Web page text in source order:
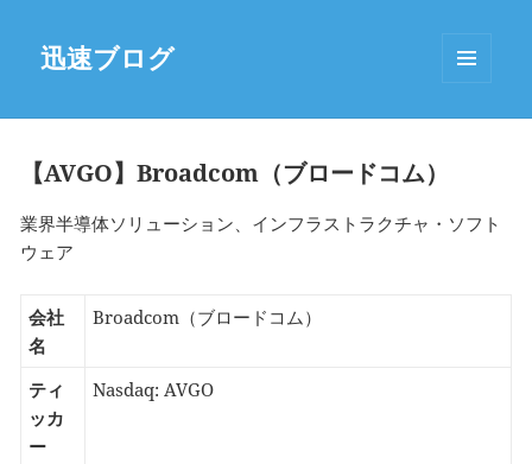
迅速ブログ
【AVGO】Broadcom（ブロードコム）
業界半導体ソリューション、インフラストラクチャ・ソフト
ウェア
会社
名
Broadcom（ブロードコム）
ティ
ッカ
ー
Nasdaq: AVGO